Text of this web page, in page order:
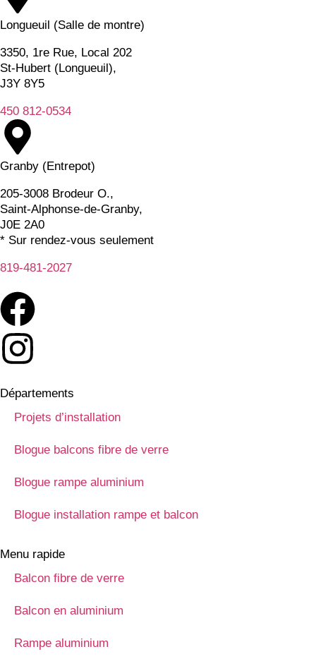
Longueuil (Salle de montre)
3350, 1re Rue, Local 202
St-Hubert (Longueuil),
J3Y 8Y5
450 812-0534
Granby (Entrepot)
205-3008 Brodeur O.,
Saint-Alphonse-de-Granby,
J0E 2A0
* Sur rendez-vous seulement
819-481-2027
Départements
Projets d’installation
Blogue balcons fibre de verre
Blogue rampe aluminium
Blogue installation rampe et balcon
Menu rapide
Balcon fibre de verre
Balcon en aluminium
Rampe aluminium